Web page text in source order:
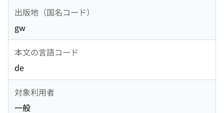
出版地（国名コード）
gw
本文の言語コード
de
対象利用者
一般